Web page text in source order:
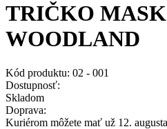
TRIČKO
WOODLAND
Kód produktu: 02 - 001
Dostupnosť:
Skladom
Doprava:
Kuriérom môžete mať už 12. augusta